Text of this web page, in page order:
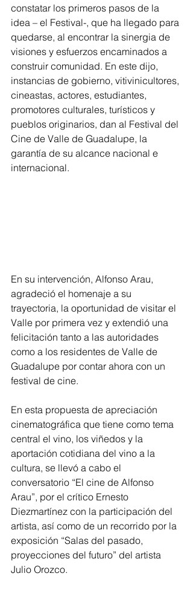
constatar los primeros pasos de la
idea – el Festival-, que ha llegado para
quedarse, al encontrar la sinergia de
visiones y esfuerzos encaminados a
construir comunidad. En este dijo,
instancias de gobierno, vitivinicultores,
cineastas, actores, estudiantes,
promotores culturales, turísticos y
pueblos originarios, dan al Festival del
Cine de Valle de Guadalupe, la
garantía de su alcance nacional e
internacional.
En su intervención, Alfonso Arau,
agradeció el homenaje a su
trayectoria, la oportunidad de visitar el
Valle por primera vez y extendió una
felicitación tanto a las autoridades
como a los residentes de Valle de
Guadalupe por contar ahora con un
festival de cine.
En esta propuesta de apreciación
cinematográfica que tiene como tema
central el vino, los viñedos y la
aportación cotidiana del vino a la
cultura, se llevó a cabo el
conversatorio “El cine de Alfonso
Arau”, por el crítico Ernesto
Diezmartínez con la participación del
artista, así como de un recorrido por la
exposición “Salas del pasado,
proyecciones del futuro” del artista
Julio Orozco.